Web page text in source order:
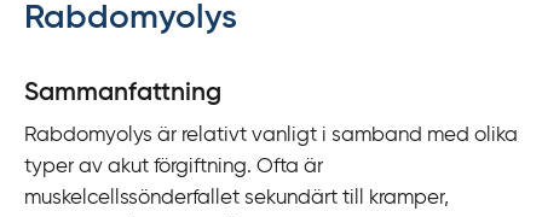
Rabdomyolys
Sammanfattning
Rabdomyolys är relativt vanligt i samband med olika
typer av akut förgiftning. Ofta är
muskelcellssönderfallet sekundärt till kramper,